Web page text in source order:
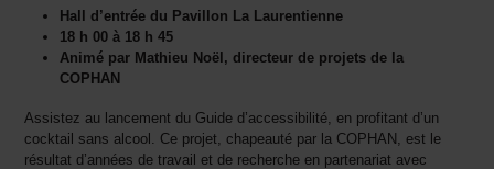
Hall d’entrée du Pavillon La Laurentienne
18 h 00 à 18 h 45
Animé par Mathieu Noël, directeur de projets de la
COPHAN
Assistez au lancement du Guide d’accessibilité, en profitant d’un
cocktail sans alcool. Ce projet, chapeauté par la COPHAN, est le
résultat d’années de travail et de recherche en partenariat avec